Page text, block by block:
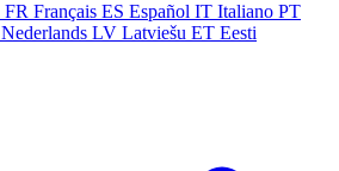
FR Français ES Español IT Italiano PT
Nederlands LV Latviešu ET Eesti